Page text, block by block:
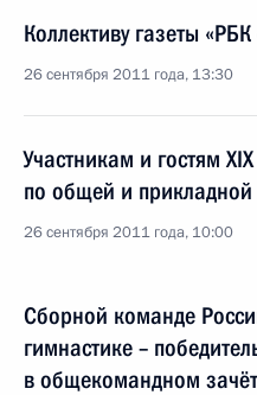
Коллективу газеты
26 сентября 2011 года, 13:30
Участникам и гостям
по общей и
26 сентября 2011 года, 10:00
Сборной команде
гимнастике –
в общекомандном